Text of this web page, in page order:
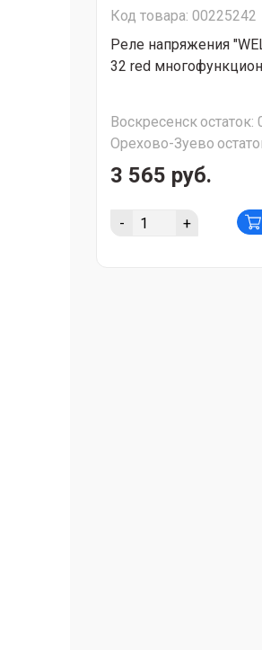
Код товара: 00225242
Реле напряжения
32 red
Воскресенскостаток:
Орехово-Зуево
3 565 руб.
- +